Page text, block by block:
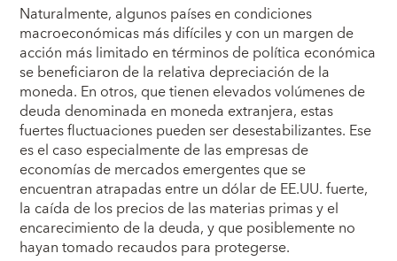
Naturalmente, algunos países en condiciones
macroeconómicas más difíciles y con un margen de
acción más limitado en términos de política económica
se beneficiaron de la relativa depreciación de la
moneda. En otros, que tienen elevados volúmenes de
deuda denominada en moneda extranjera, estas
fuertes fluctuaciones pueden ser desestabilizantes. Ese
es el caso especialmente de las empresas de
economías de mercados emergentes que se
encuentran atrapadas entre un dólar de EE.UU. fuerte,
la caída de los precios de las materias primas y el
encarecimiento de la deuda, y que posiblemente no
hayan tomado recaudos para protegerse.